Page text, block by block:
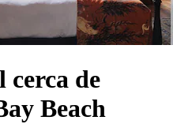
cerca de
Beach